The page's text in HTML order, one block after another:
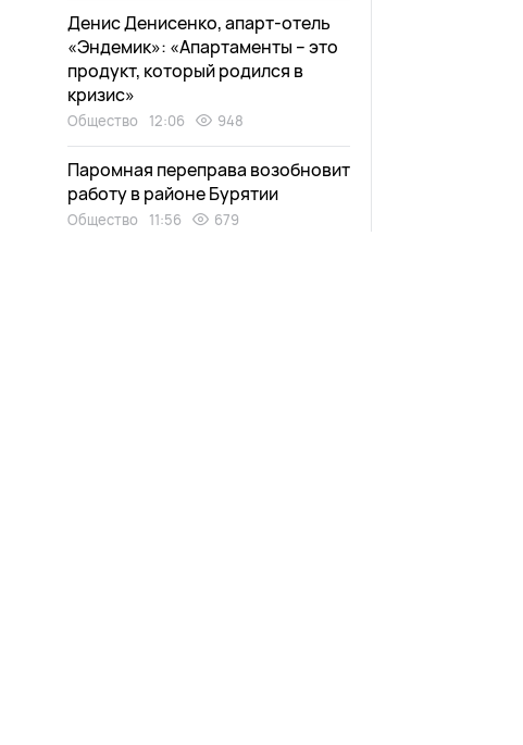
Денис Денисенко, апарт-отель
«Эндемик»: «Апартаменты – это
продукт, который родился в
кризис»
Общество 12:06 948
Паромная переправа возобновит
работу в районе Бурятии
Общество 11:56 679